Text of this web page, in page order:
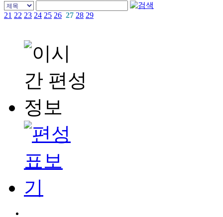
21 22 23 24 25 26 27 28 29